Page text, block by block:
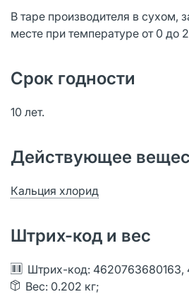
В таре производителя в сухом,
месте при температуре от 0 до
Срок годности
10 лет.
Действующее
Кальция хлорид
Штрих-код и вес
Штрих-код: 4620763680163,
Вес: 0.202 кг;